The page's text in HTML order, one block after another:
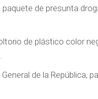
de presunta
de plástico color
de la República,